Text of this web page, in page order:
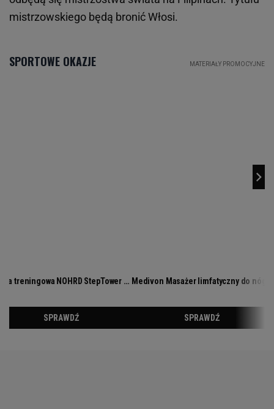
mistrzowskiego będą bronić Włosi.